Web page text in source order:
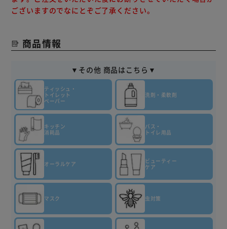
ございますのでなにとぞご了承ください。
商品情報
▼その他 商品はこちら▼
ティッシュ・
トイレット
ペーパー
洗剤・柔軟剤
キッチン
消耗品
バス・
トイレ用品
オーラルケア
ビューティー
ケア
マスク 虫対策